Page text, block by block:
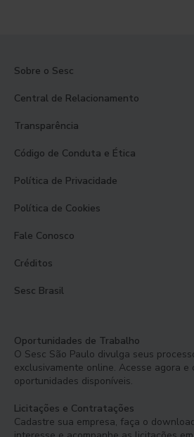
Sobre o Sesc
Central de Relacionamento
Transparência
Código de Conduta e Ética
Política de Privacidade
Política de Cookies
Fale Conosco
Créditos
Sesc Brasil
Oportunidades de Trabalho
O Sesc São Paulo divulga seus
exclusivamente online. Acesse agora e
oportunidades disponíveis.
Licitações e Contratações
Cadastre sua empresa, faça o